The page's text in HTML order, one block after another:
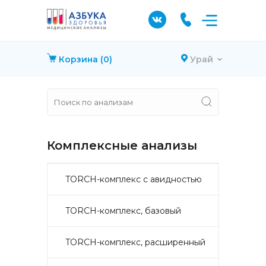
Корзина (0) Урай
Комплексные анализы
TORCH-комплекс с авидностью
TORCH-комплекс, базовый
TORCH-комплекс, расширенный